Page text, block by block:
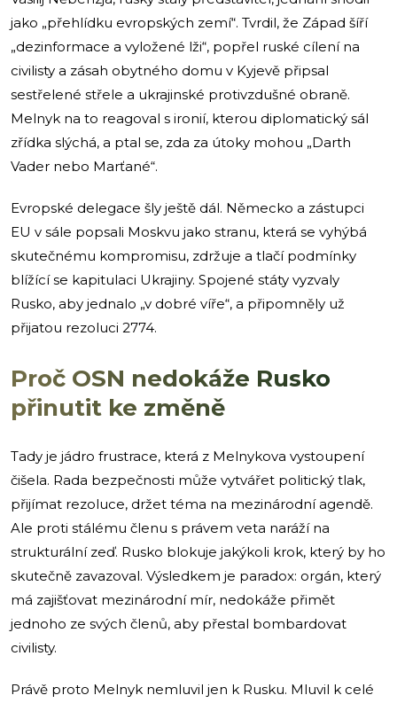
jako „přehlídku evropských zemí“. Tvrdil, že Západ šíří
„dezinformace a vyložené lži“, popřel ruské cílení na
civilisty a zásah obytného domu v Kyjevě připsal
sestřelené střele a ukrajinské protivzdušné obraně.
Melnyk na to reagoval s ironií, kterou diplomatický sál
zřídka slýchá, a ptal se, zda za útoky mohou „Darth
Vader nebo Marťané“.
Evropské delegace šly ještě dál. Německo a zástupci
EU v sále popsali Moskvu jako stranu, která se vyhýbá
skutečnému kompromisu, zdržuje a tlačí podmínky
blížící se kapitulaci Ukrajiny. Spojené státy vyzvaly
Rusko, aby jednalo „v dobré víře“, a připomněly už
přijatou rezoluci 2774.
Proč OSN nedokáže Rusko
přinutit ke změně
Tady je jádro frustrace, která z Melnykova vystoupení
čišela. Rada bezpečnosti může vytvářet politický tlak,
přijímat rezoluce, držet téma na mezinárodní agendě.
Ale proti stálému členu s právem veta naráží na
strukturální zeď. Rusko blokuje jakýkoli krok, který by ho
skutečně zavazoval. Výsledkem je paradox: orgán, který
má zajišťovat mezinárodní mír, nedokáže přimět
jednoho ze svých členů, aby přestal bombardovat
civilisty.
Právě proto Melnyk nemluvil jen k Rusku. Mluvil k celé